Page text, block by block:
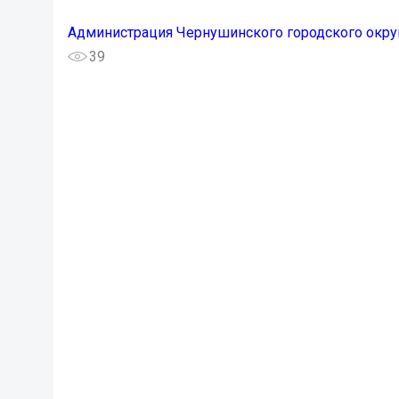
Администрация Чернушинского городского
39